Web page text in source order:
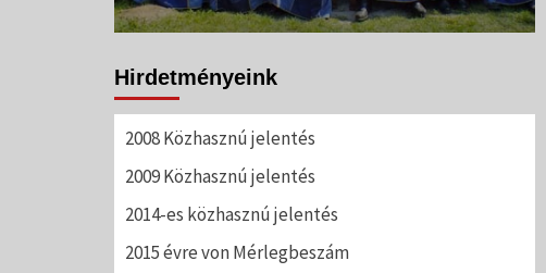
Hirdetményeink
2008 Közhasznú jelentés
2009 Közhasznú jelentés
2014-es közhasznú jelentés
2015 évre von Mérlegbeszám